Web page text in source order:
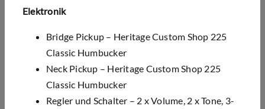
Elektronik
Bridge Pickup – Heritage Custom Shop 225
Classic Humbucker
Neck Pickup – Heritage Custom Shop 225
Classic Humbucker
Regler und Schalter – 2 x Volume, 2 x Tone, 3-